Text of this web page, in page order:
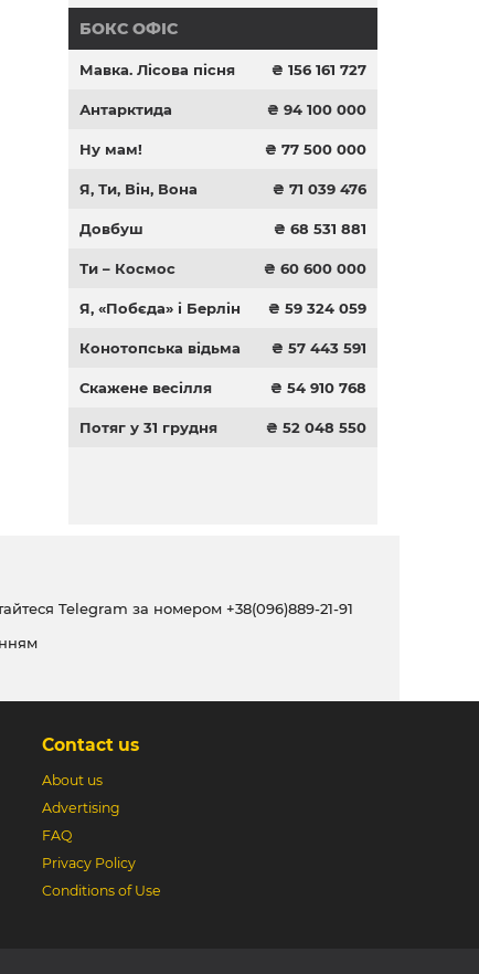
БОКС ОФІС
Мавка. Лісова пісня ₴ 156 161 727
Антарктида ₴ 94 100 000
Ну мам! ₴ 77 500 000
Я, Ти, Він, Вона ₴ 71 039 476
Довбуш ₴ 68 531 881
Ти – Космос ₴ 60 600 000
Я, «Побєда» і Берлін ₴ 59 324 059
Конотопська відьма ₴ 57 443 591
Скажене весілля ₴ 54 910 768
Потяг у 31 грудня ₴ 52 048 550
Telegram за номером +38(096)889-21-91
Contact us
About us
Advertising
FAQ
Privacy Policy
Conditions of Use